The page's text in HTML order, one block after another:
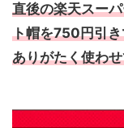
直後の楽天スー
ト帽を750円引
ありがたく使わ